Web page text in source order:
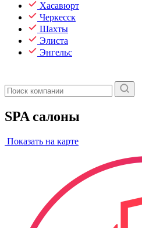
Хасавюрт
Черкесск
Шахты
Элиста
Энгельс
SPA салоны
Показать на карте